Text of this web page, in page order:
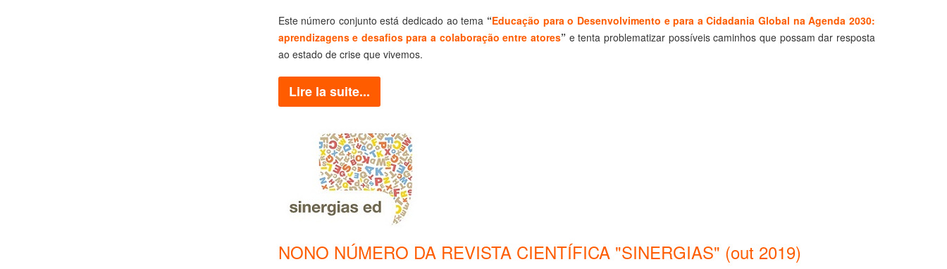
Este número conjunto está dedicado ao tema “Educação para o Desenvolvimento e para a Cidadania Global na Agenda 2030:
aprendizagens e desafios para a colaboração entre atores” e tenta problematizar possíveis caminhos que possam dar resposta
ao estado de crise que vivemos.
Lire la suite...
NONO NÚMERO DA REVISTA CIENTÍFICA "SINERGIAS" (out 2019)